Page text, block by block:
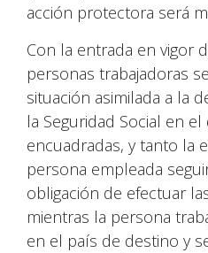
acción protectora será
Con la entrada en vigor
personas trabajadoras
situación asimilada a la
la Seguridad Social en
encuadradas, y tanto la
persona empleada
obligación de efectuar
mientras la persona
en el país de destino y